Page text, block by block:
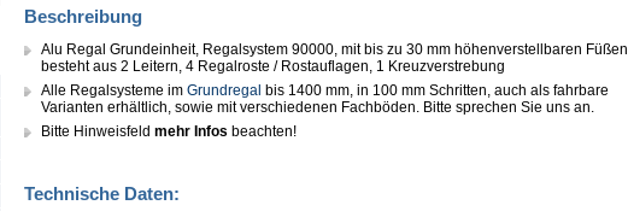
Beschreibung
Alu Regal Grundeinheit, Regalsystem 90000, mit bis zu 30 mm höhenverstellbaren Füßen,
besteht aus 2 Leitern, 4 Regalroste / Rostauflagen, 1 Kreuzverstrebung
Alle Regalsysteme imGrundregal bis 1400 mm, in 100 mm Schritten, auch als fahrbare
Varianten erhältlich, sowie mit verschiedenen Fachböden. Bitte sprechen Sie uns an.
Bitte Hinweisfeldmehr Infos beachten!
Technische Daten: